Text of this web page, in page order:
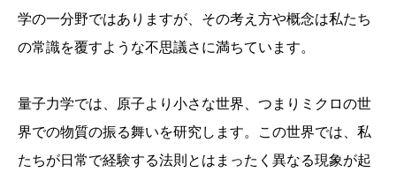
学の一分野ではありますが、その考え方や概念は私たち
の常識を覆すような不思議さに満ちています。
量子力学では、原子より小さな世界、つまりミクロの世
界での物質の振る舞いを研究します。この世界では、私
たちが日常で経験する法則とはまったく異なる現象が起